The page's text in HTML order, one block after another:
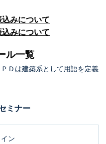
みについて
みについて
ル一覧
Ｄは建築系として用語を定義
ミナー
ン